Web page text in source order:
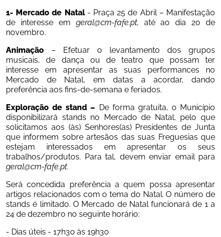
1- Mercado de Natal - Praça 25 de Abril – Manifestação
de interesse em geral@cm-fafe.pt, até ao dia 20 de
novembro.
Animação – Efetuar o levantamento dos grupos
musicais, de dança ou de teatro que possam ter
interesse em apresentar as suas performances no
Mercado de Natal, em datas a acordar, dando
preferência aos fins-de-semana e feriados.
Exploração de stand – De forma gratuita, o Município
disponibilizará stands no Mercado de Natal, pelo que
solicitamos aos (às) Senhores(as) Presidentes de Junta
que informem sobre artesãos das suas Freguesias que
estejam interessados em apresentar os seus
geral@cm-fafe.pt.
Será concedida preferência a quem possa apresentar
artigos relacionados com o tema do Natal. O número de
stands é limitado. O Mercado de Natal funcionará de 1 a
24 de dezembro no seguinte horário:
- Dias úteis - 17h30 às 19h30